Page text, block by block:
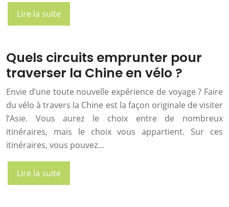
Lire la suite
Quels circuits emprunter pour
traverser la Chine en vélo ?
Envie d’une toute nouvelle expérience de voyage ? Faire
du vélo à travers la Chine est la façon originale de visiter
l’Asie. Vous aurez le choix entre de nombreux
itinéraires, mais le choix vous appartient. Sur ces
itinéraires, vous pouvez…
Lire la suite